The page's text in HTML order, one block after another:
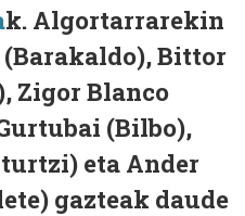
k. Algortarrarekin
(Barakaldo), Bittor
Zigor Blanco
(Bilbo),
eta Ander
gazteak daude